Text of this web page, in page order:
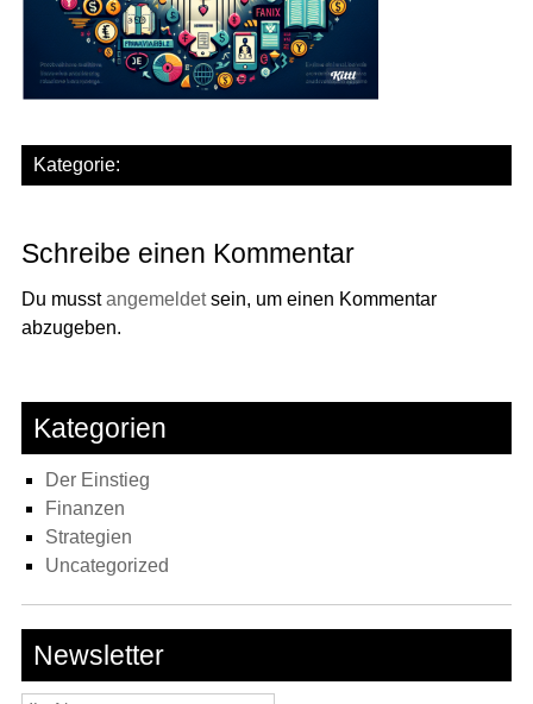
Kategorie:
Schreibe einen Kommentar
Du musstangemeldetsein, um einen Kommentar
abzugeben.
Kategorien
Der Einstieg
Finanzen
Strategien
Uncategorized
Newsletter